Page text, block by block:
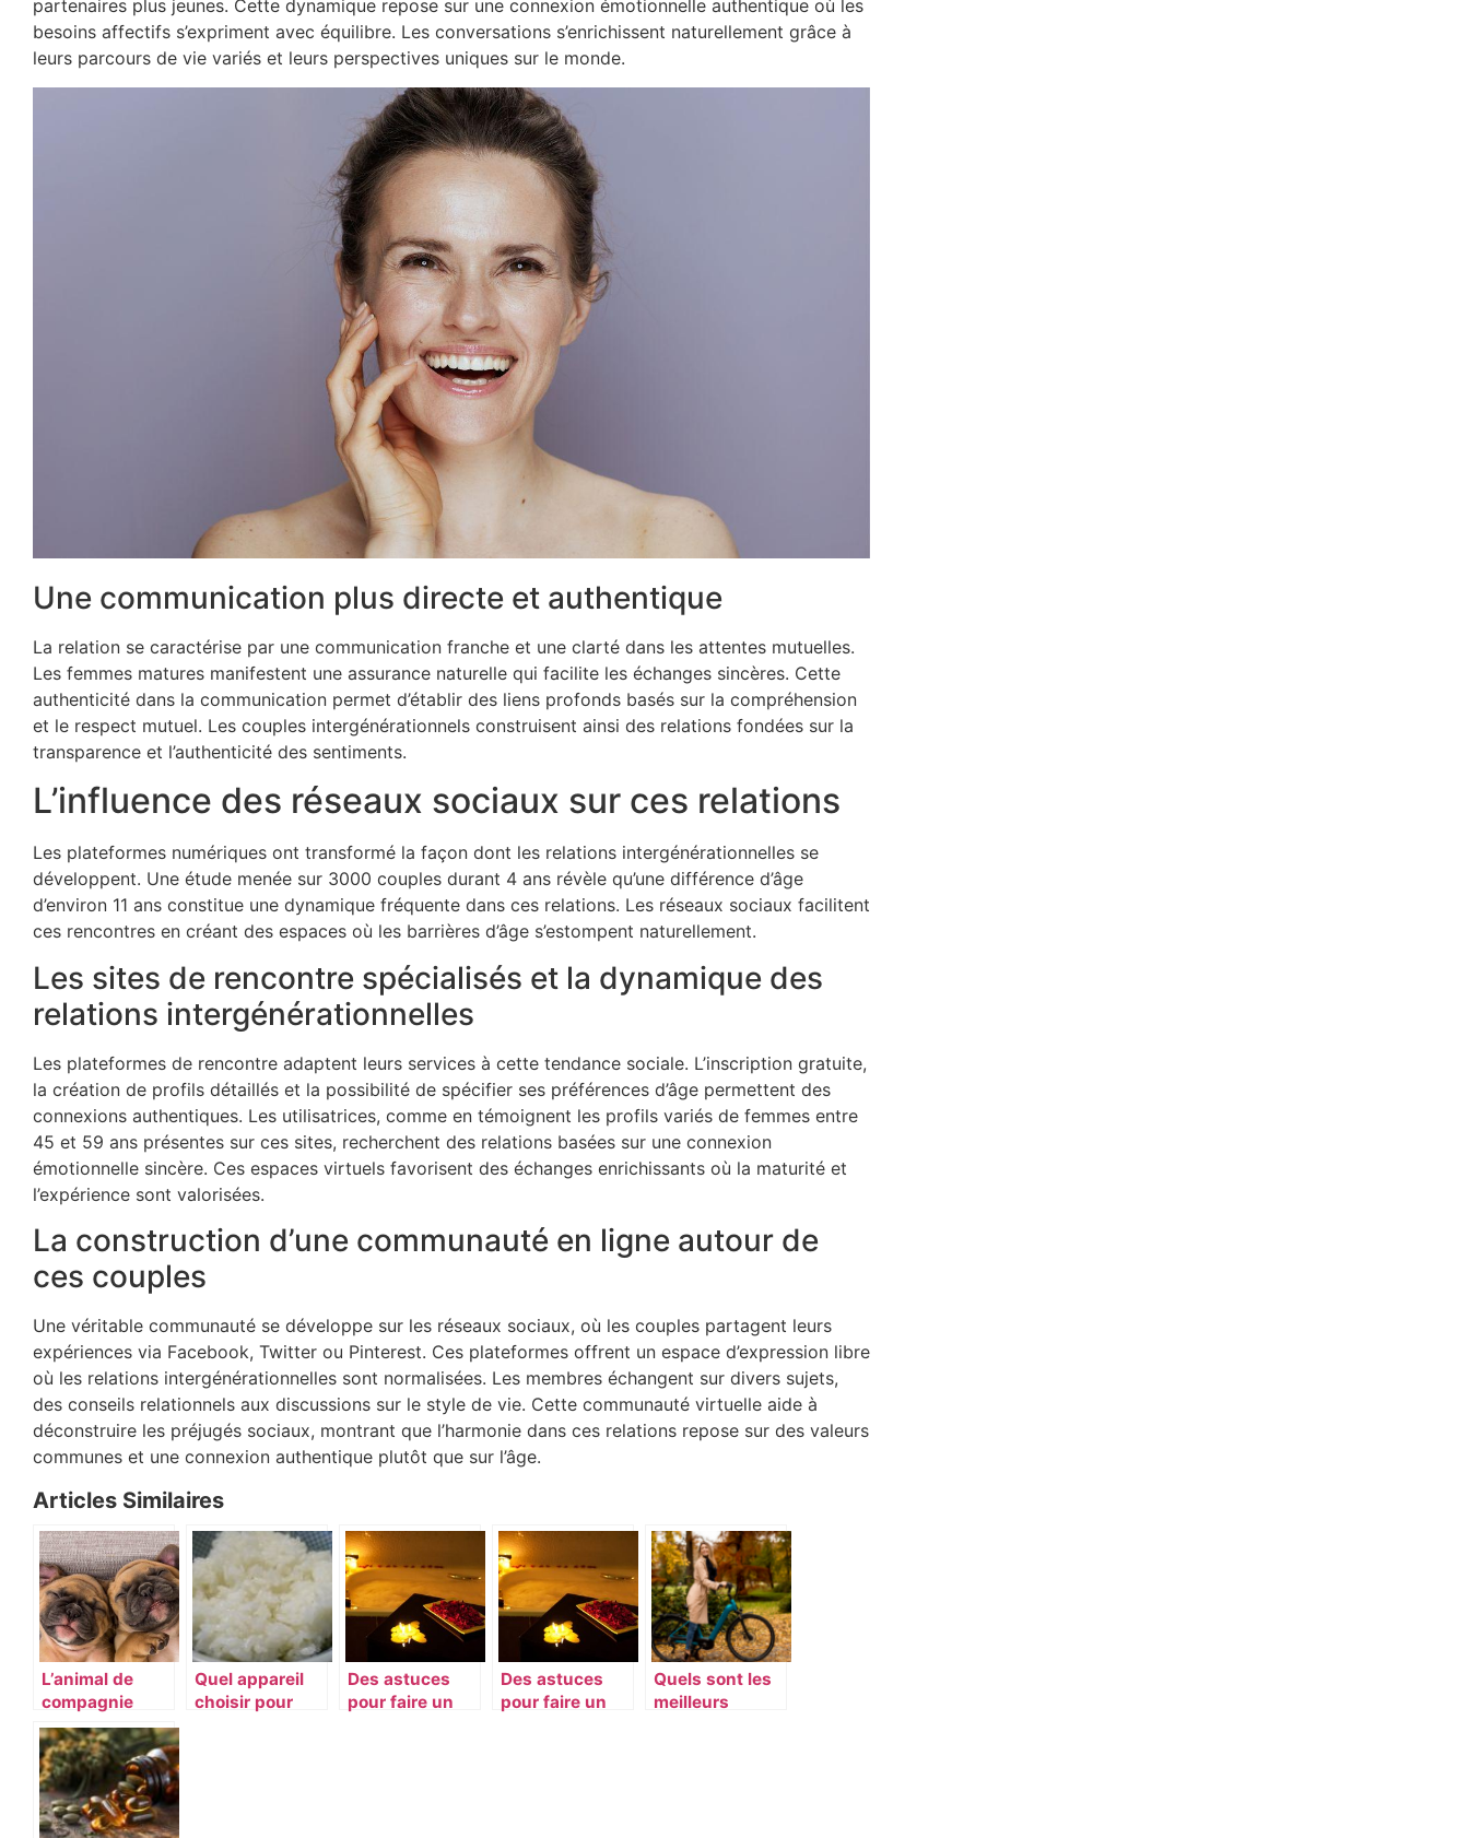
partenaires plus jeunes. Cette dynamique repose sur une connexion émotionnelle authentique où les
besoins affectifs s’expriment avec équilibre. Les conversations s’enrichissent naturellement grâce à
leurs parcours de vie variés et leurs perspectives uniques sur le monde.
Une communication plus directe et authentique
La relation se caractérise par une communication franche et une clarté dans les attentes mutuelles.
Les femmes matures manifestent une assurance naturelle qui facilite les échanges sincères. Cette
authenticité dans la communication permet d’établir des liens profonds basés sur la compréhension
et le respect mutuel. Les couples intergénérationnels construisent ainsi des relations fondées sur la
transparence et l’authenticité des sentiments.
L’influence des réseaux sociaux sur ces relations
Les plateformes numériques ont transformé la façon dont les relations intergénérationnelles se
développent. Une étude menée sur 3000 couples durant 4 ans révèle qu’une différence d’âge
d’environ 11 ans constitue une dynamique fréquente dans ces relations. Les réseaux sociaux facilitent
ces rencontres en créant des espaces où les barrières d’âge s’estompent naturellement.
Les sites de rencontre spécialisés et la dynamique des
relations intergénérationnelles
Les plateformes de rencontre adaptent leurs services à cette tendance sociale. L’inscription gratuite,
la création de profils détaillés et la possibilité de spécifier ses préférences d’âge permettent des
connexions authentiques. Les utilisatrices, comme en témoignent les profils variés de femmes entre
45 et 59 ans présentes sur ces sites, recherchent des relations basées sur une connexion
émotionnelle sincère. Ces espaces virtuels favorisent des échanges enrichissants où la maturité et
l’expérience sont valorisées.
La construction d’une communauté en ligne autour de
ces couples
Une véritable communauté se développe sur les réseaux sociaux, où les couples partagent leurs
expériences via Facebook, Twitter ou Pinterest. Ces plateformes offrent un espace d’expression libre
où les relations intergénérationnelles sont normalisées. Les membres échangent sur divers sujets,
des conseils relationnels aux discussions sur le style de vie. Cette communauté virtuelle aide à
déconstruire les préjugés sociaux, montrant que l’harmonie dans ces relations repose sur des valeurs
communes et une connexion authentique plutôt que sur l’âge.
Articles Similaires
L’animal de
compagnie
idéal pour vous
Quel appareil
choisir pour
Des astuces
pour faire un
Des astuces
pour faire un
Quels sont les
meilleurs